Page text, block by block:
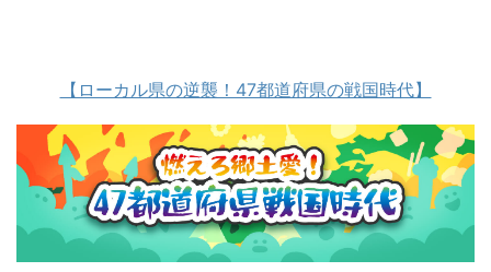
【ローカル県の逆襲！47都道府県の戦国時代】